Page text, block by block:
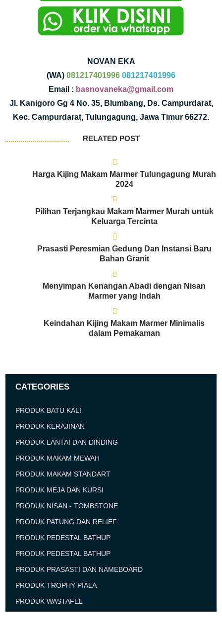
NOVAN EKA
(WA) 081217401996 081217401996
Email : basnovaneka@gmail.com
Jl. Kanigoro Gg 4 No. 35, Blumbang, Ds. Campurdarat,
Kec. Campurdarat, Tulungagung, Jawa Timur 66272.
RELATED POST
Harga Kijing Makam Marmer Tulungagung Murah
2024
Pilihan Terjangkau Makam Marmer Murah untuk
Keluarga Tercinta
Prasasti Peresmian Gedung Dan Instansi Baru
Bahan Granit
Menyimpan Kenangan Abadi dengan Nisan
Marmer yang Indah
Keindahan Kijing Makam Marmer Minimalis
dalam Pemakaman
CATEGORIES
PRODUK BATU KALI
PRODUK KERAJINAN
PRODUK LANTAI DAN DINDING
PRODUK MAKAM MEWAH
PRODUK MAKAM STANDART
PRODUK MEJA DAN KURSI
PRODUK NISAN - TOMBSTONE
PRODUK PATUNG DAN RELIEF
PRODUK PEDESTAL BATHUP
PRODUK PEDESTAL BATHUP
PRODUK PRASASTI DAN NAMEBOARD
PRODUK TROPHY PIALA
PRODUK WASTAFEL